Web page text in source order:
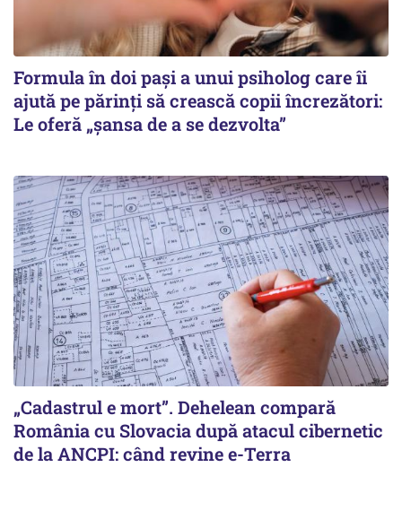
Formula în doi pași a unui psiholog care îi
ajută pe părinți să crească copii încrezători:
Le oferă „șansa de a se dezvolta”
„Cadastrul e mort”. Dehelean compară
România cu Slovacia după atacul cibernetic
de la ANCPI: când revine e-Terra